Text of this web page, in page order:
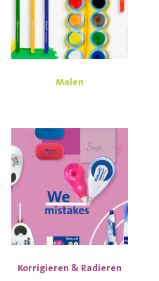
Malen
Korrigieren & Radieren